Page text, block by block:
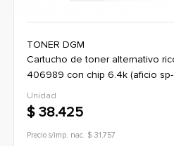
TONER DGM
cartucho de toner alternativo ricoh
406989 con chip 6.4k (aficio sp-
3400/sp-3410/sp-3500/sp-3510)
Unidad
$ 38.425
Precio s/imp. nac. $ 31.757